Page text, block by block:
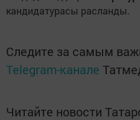
кандидатурасы расланды.
Следите за самым
Telegram-канале
Читайте новости